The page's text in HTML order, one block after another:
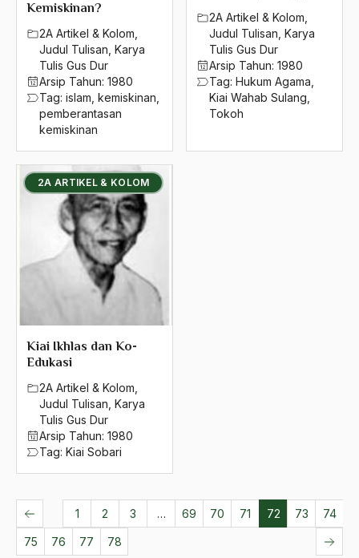
Kemiskinan?
2A Artikel & Kolom
Judul Tulisan Karya
Tulis Gus Dur
Arsip Tahun: 1980
Tag: islam kemiskinan
pemberantasan
kemiskinan
2A Artikel & Kolom
Judul Tulisan Karya
Tulis Gus Dur
Arsip Tahun: 1980
Tag: Hukum Agama
Kiai Wahab Sulang
Tokoh
2A ARTIKEL & KOLOM
Kiai Ikhlas dan Ko-
Edukasi
2A Artikel & Kolom
Judul Tulisan Karya
Tulis Gus Dur
Arsip Tahun: 1980
Tag: Kiai Sobari
1 2 3 … 69 70 71 72 73 74
75 76 77 78